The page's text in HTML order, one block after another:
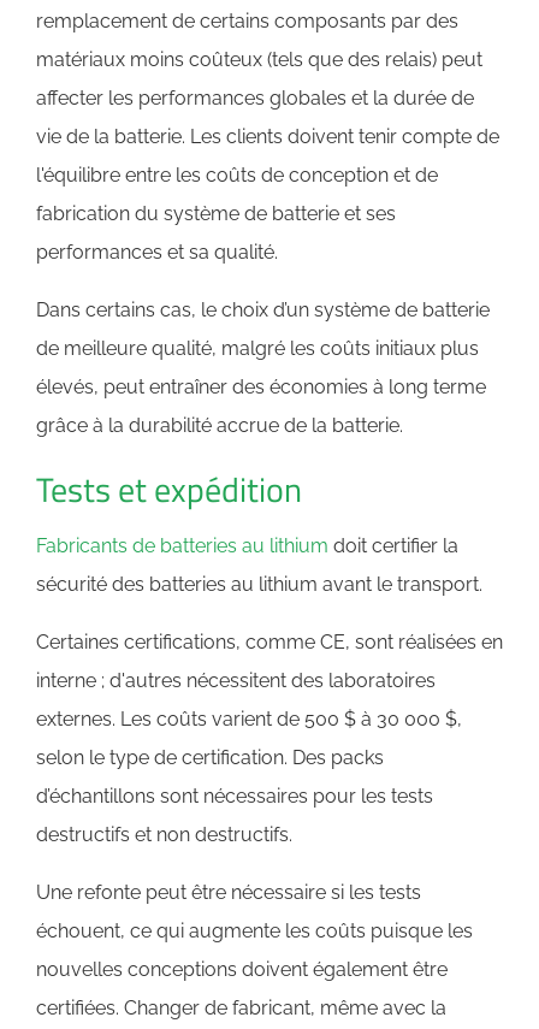
remplacement de certains composants par des
matériaux moins coûteux (tels que des relais) peut
affecter les performances globales et la durée de
vie de la batterie. Les clients doivent tenir compte de
l'équilibre entre les coûts de conception et de
fabrication du système de batterie et ses
performances et sa qualité.
Dans certains cas, le choix d’un système de batterie
de meilleure qualité, malgré les coûts initiaux plus
élevés, peut entraîner des économies à long terme
grâce à la durabilité accrue de la batterie.
Tests et expédition
Fabricants de batteries au lithium doit certifier la
sécurité des batteries au lithium avant le transport.
Certaines certifications, comme CE, sont réalisées en
interne ; d'autres nécessitent des laboratoires
externes. Les coûts varient de 500 $ à 30 000 $,
selon le type de certification. Des packs
d’échantillons sont nécessaires pour les tests
destructifs et non destructifs.
Une refonte peut être nécessaire si les tests
échouent, ce qui augmente les coûts puisque les
nouvelles conceptions doivent également être
certifiées. Changer de fabricant, même avec la